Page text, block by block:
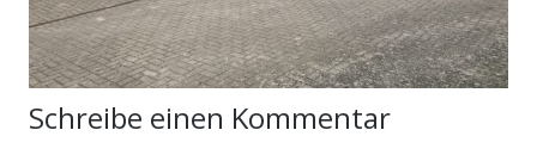
Schreibe einen Kommentar